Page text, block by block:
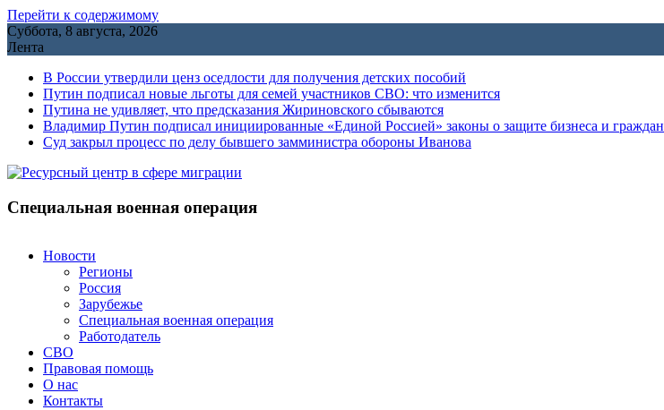
Перейти к содержимому
Суббота, 8 августа, 2026
Лента
В России утвердили ценз оседлости для получения детских пособий
Путин подписал новые льготы для семей участников СВО: что изменится
Путина не удивляет, что предсказания Жириновского сбываются
Владимир Путин подписал инициированные «Единой Россией» законы о защите бизнеса и граждан
Cуд закрыл процесс по делу бывшего замминистра обороны Иванова
Специальная военная операция
Новости
Регионы
Россия
Зарубежье
Специальная военная операция
Работодатель
СВО
Правовая помощь
О нас
Контакты